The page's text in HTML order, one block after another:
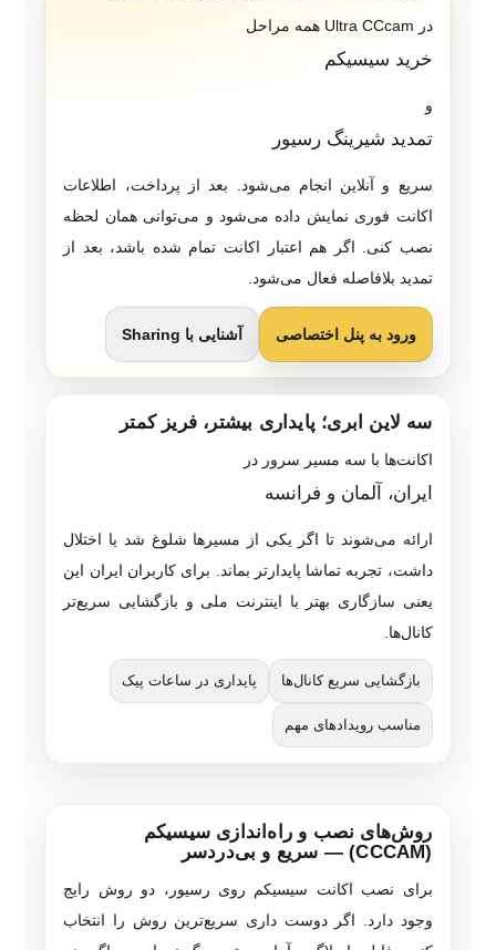
در Ultra CCcam همه مراحل
خرید سیسیکم
و
تمدید شیرینگ رسیور
سریع و آنلاین انجام می‌شود. بعد از پرداخت، اطلاعات
اکانت فوری نمایش داده می‌شود و می‌توانی همان لحظه
نصب کنی. اگر هم اعتبار اکانت تمام شده باشد، بعد از
تمدید بلافاصله فعال می‌شود.
ورود به پنل اختصاصی آشنایی با Sharing
سه لاین ابری؛ پایداری بیشتر، فریز کمتر
اکانت‌ها با سه مسیر سرور در
ایران، آلمان و فرانسه
ارائه می‌شوند تا اگر یکی از مسیرها شلوغ شد یا اختلال
داشت، تجربه تماشا پایدارتر بماند. برای کاربران ایران این
یعنی سازگاری بهتر با اینترنت ملی و بازگشایی سریع‌تر
کانال‌ها.
بازگشایی سریع کانال‌ها پایداری در ساعات پیک
مناسب رویدادهای مهم
روش‌های نصب و راه‌اندازی سیسیکم
(CCCAM) — سریع و بی‌دردسر
برای نصب اکانت سیسیکم روی رسیور، دو روش رایج
وجود دارد. اگر دوست داری سریع‌ترین روش را انتخاب